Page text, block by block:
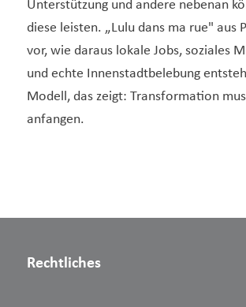
Unterstützung und andere nebenan
diese leisten. „Lulu dans ma rue" aus
vor, wie daraus lokale Jobs, soziales
und echte Innenstadtbelebung
Modell, das zeigt: Transformation
anfangen.
Rechtliches